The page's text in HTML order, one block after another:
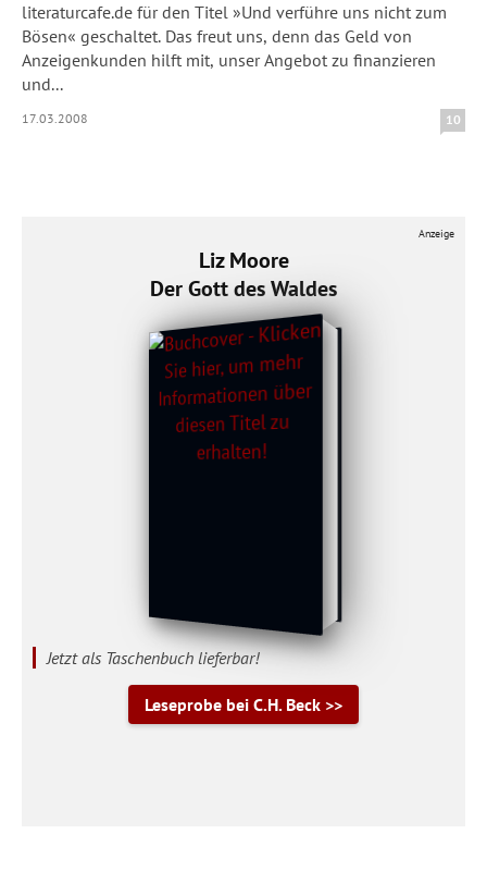
literaturcafe.de für den Titel »Und verführe uns nicht zum
Bösen« geschaltet. Das freut uns, denn das Geld von
Anzeigenkunden hilft mit, unser Angebot zu finanzieren
und...
17.03.2008 10
Anzeige
Liz Moore
Der Gott des Waldes
Jetzt als Taschenbuch lieferbar!
Leseprobe bei C.H. Beck >>